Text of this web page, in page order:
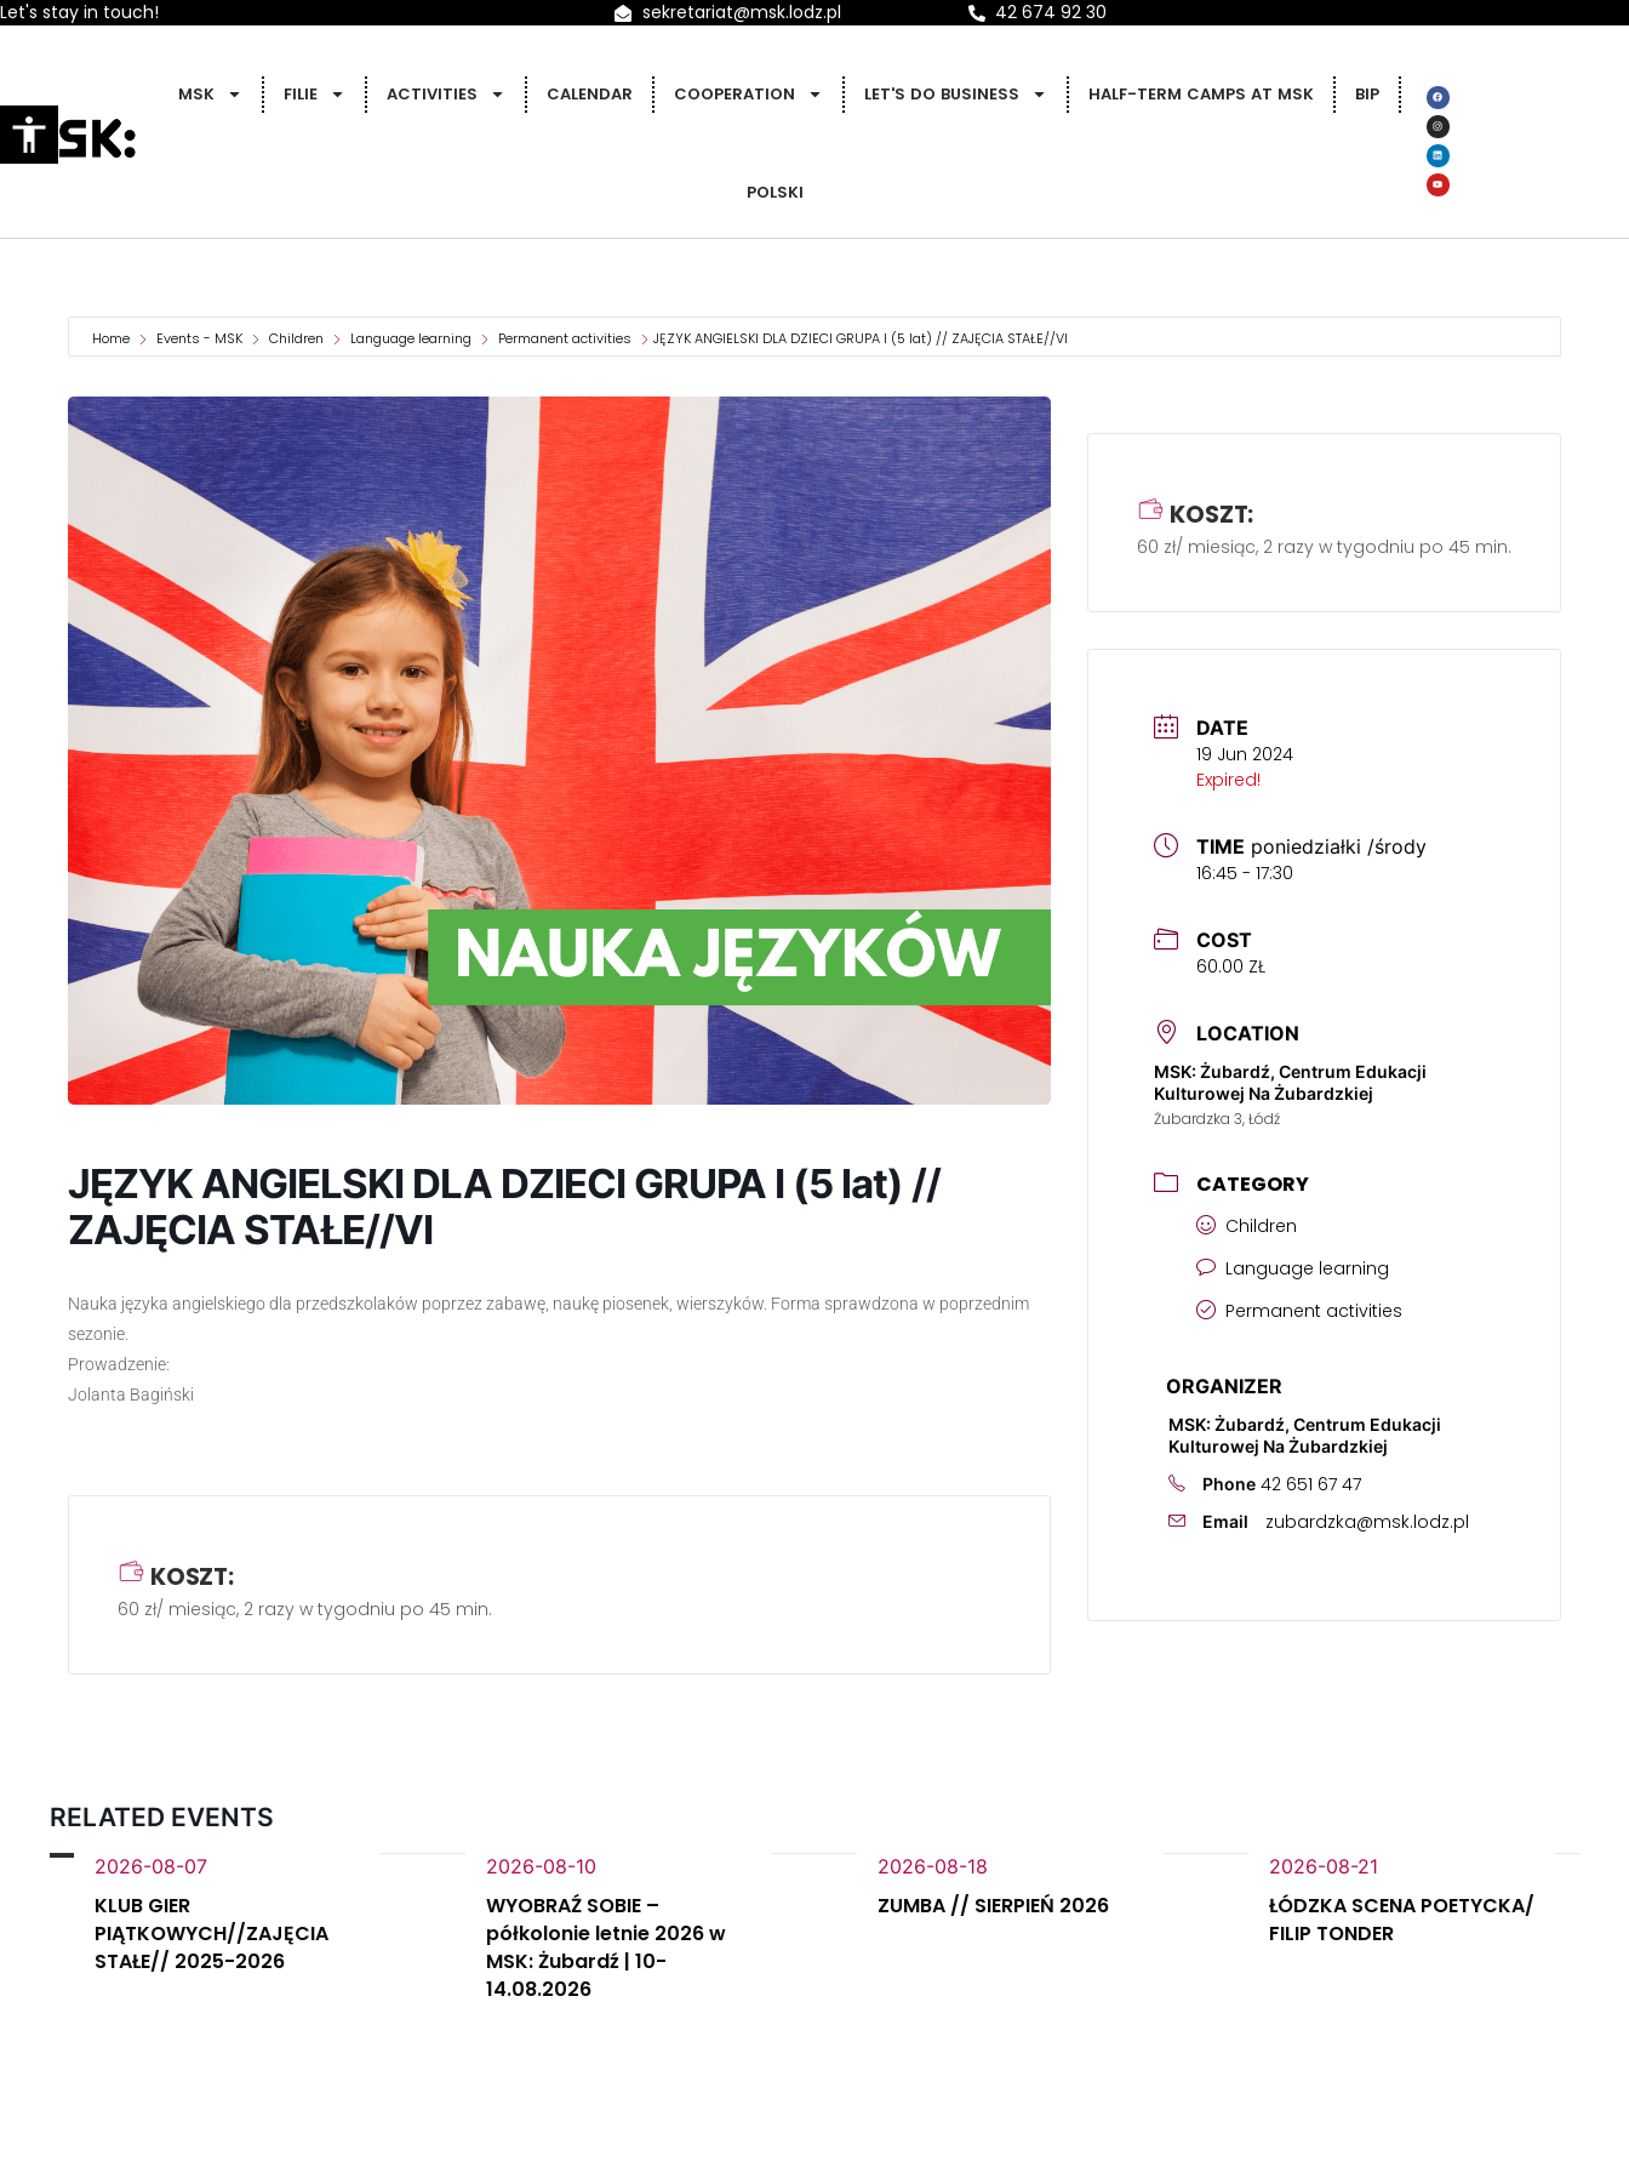
Let's stay in touch! sekretariat@msk.lodz.pl 42 674 92 30
MSK FILIE ACTIVITIES CALENDAR COOPERATION LET'S DO BUSINESS HALF-TERM CAMPS AT MSK BIP
POLSKI
Home Events - MSK Children Language learning Permanent activities JĘZYK ANGIELSKI DLA DZIECI GRUPA I (5 lat) // ZAJĘCIA STAŁE//VI
JĘZYK ANGIELSKI DLA DZIECI GRUPA I (5 lat) //
ZAJĘCIA STAŁE//VI
Nauka języka angielskiego dla przedszkolaków poprzez zabawę, naukę piosenek, wierszyków. Forma sprawdzona w poprzednim
sezonie.
Prowadzenie:
Jolanta Bagiński
KOSZT:
60 zł/ miesiąc, 2 razy w tygodniu po 45 min.
DATE
19 Jun 2024
Expired!
TIME poniedziałki /środy
16:45 - 17:30
COST
60.00 ZŁ
LOCATION
MSK: Żubardź, Centrum Edukacji
Kulturowej Na Żubardzkiej
Żubardzka 3, Łódź
CATEGORY
Children
Language learning
Permanent activities
ORGANIZER
MSK: Żubardź, Centrum Edukacji
Kulturowej Na Żubardzkiej
Phone 42 651 67 47
Email zubardzka@msk.lodz.pl
KOSZT:
60 zł/ miesiąc, 2 razy w tygodniu po 45 min.
RELATED EVENTS
2026-08-07
KLUB GIER
PIĄTKOWYCH//ZAJĘCIA
STAŁE// 2025-2026
2026-08-10
WYOBRAŹ SOBIE –
półkolonie letnie 2026 w
MSK: Żubardź | 10-
14.08.2026
2026-08-18
ZUMBA // SIERPIEŃ 2026
2026-08-21
ŁÓDZKA SCENA POETYCKA/
FILIP TONDER